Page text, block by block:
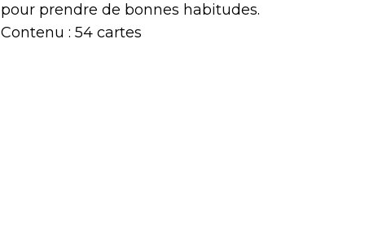
pour prendre de bonnes habitudes.
Contenu : 54 cartes